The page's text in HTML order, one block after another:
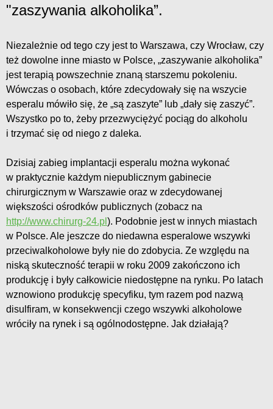
"zaszywania alkoholika”.
Niezależnie od tego czy jest to Warszawa, czy Wrocław, czy
też dowolne inne miasto w Polsce, „zaszywanie alkoholika”
jest terapią powszechnie znaną starszemu pokoleniu.
Wówczas o osobach, które zdecydowały się na wszycie
esperalu mówiło się, że „są zaszyte” lub „dały się zaszyć”.
Wszystko po to, żeby przezwyciężyć pociąg do alkoholu
i trzymać się od niego z daleka.
Dzisiaj zabieg implantacji esperalu można wykonać
w praktycznie każdym niepublicznym gabinecie
chirurgicznym w Warszawie oraz w zdecydowanej
większości ośrodków publicznych (zobacz na
http://www.chirurg-24.pl ). Podobnie jest w innych miastach
w Polsce. Ale jeszcze do niedawna esperalowe wszywki
przeciwalkoholowe były nie do zdobycia. Ze względu na
niską skuteczność terapii w roku 2009 zakończono ich
produkcję i były całkowicie niedostępne na rynku. Po latach
wznowiono produkcję specyfiku, tym razem pod nazwą
disulfiram, w konsekwencji czego wszywki alkoholowe
wróciły na rynek i są ogólnodostępne. Jak działają?